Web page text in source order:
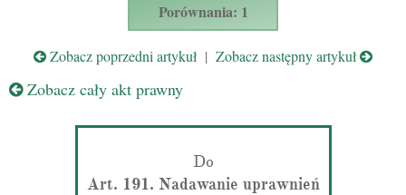
Porównania: 1
Zobacz poprzedni artykuł | Zobacz następny artykuł
Zobacz cały akt prawny
Do
Art. 191. Nadawanie uprawnień